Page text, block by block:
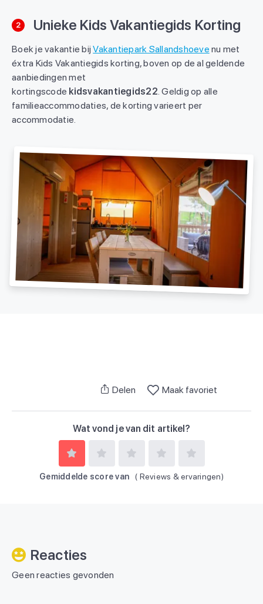
2 Unieke Kids Vakantiegids Korting
Boek je vakantie bijVakantiepark Sallandshoeve nu met
éxtra Kids Vakantiegids korting, boven op de al geldende
aanbiedingen met
kortingscode kidsvakantiegids22 . Geldig op alle
familieaccommodaties, de korting varieert per
accommodatie.
Delen Maak favoriet
Wat vond je van dit artikel?
Gemiddelde score van ( Reviews & ervaringen)
Reacties
Geen reacties gevonden